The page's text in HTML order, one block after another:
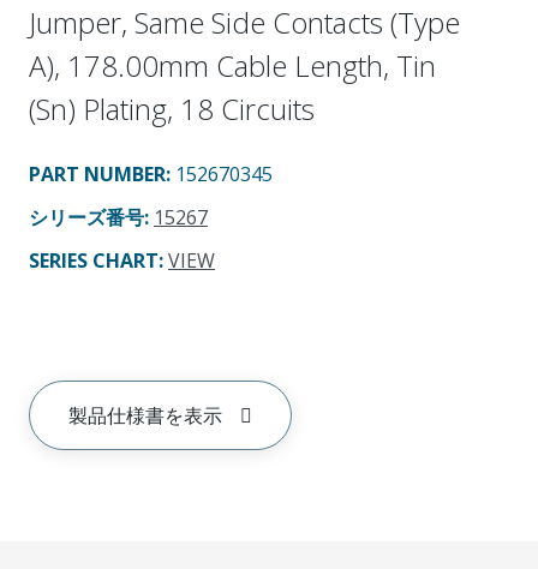
Jumper, Same Side Contacts (Type
A), 178.00mm Cable Length, Tin
(Sn) Plating, 18 Circuits
PART NUMBER: 152670345
シリーズ番号: 15267
SERIES CHART:VIEW
製品仕様書を表示